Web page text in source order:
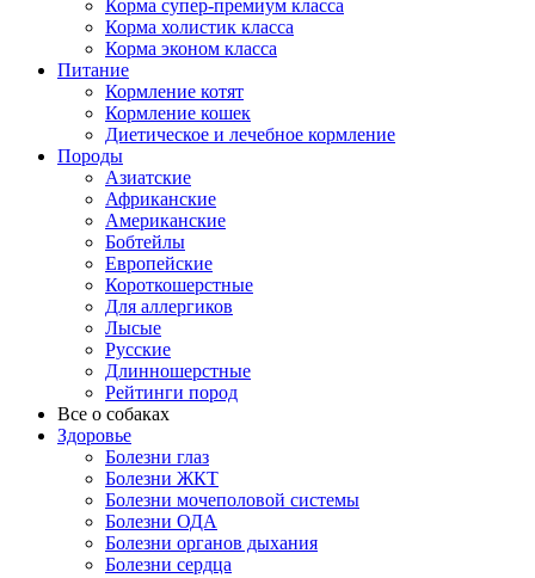
Корма супер-премиум класса
Корма холистик класса
Корма эконом класса
Питание
Кормление котят
Кормление кошек
Диетическое и лечебное кормление
Породы
Азиатские
Африканские
Американские
Бобтейлы
Европейские
Короткошерстные
Для аллергиков
Лысые
Русские
Длинношерстные
Рейтинги пород
Все о собаках
Здоровье
Болезни глаз
Болезни ЖКТ
Болезни мочеполовой системы
Болезни ОДА
Болезни органов дыхания
Болезни сердца